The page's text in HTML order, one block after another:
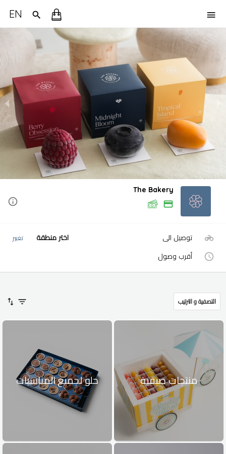
EN
The Bakery
توصيل الى اختر منطقة تغيير
أقرب وصول
التصفية و الترتيب
منتجات صيفية حلو لجميع المناسبات